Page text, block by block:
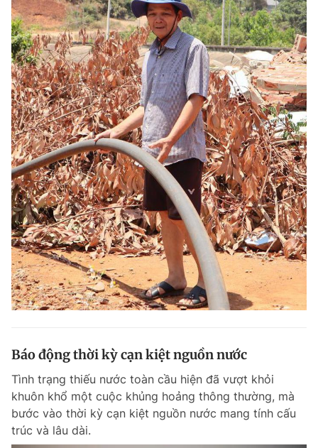
Báo động thời kỳ cạn kiệt nguồn nước
Tình trạng thiếu nước toàn cầu hiện đã vượt khỏi
khuôn khổ một cuộc khủng hoảng thông thường, mà
bước vào thời kỳ cạn kiệt nguồn nước mang tính cấu
trúc và lâu dài.